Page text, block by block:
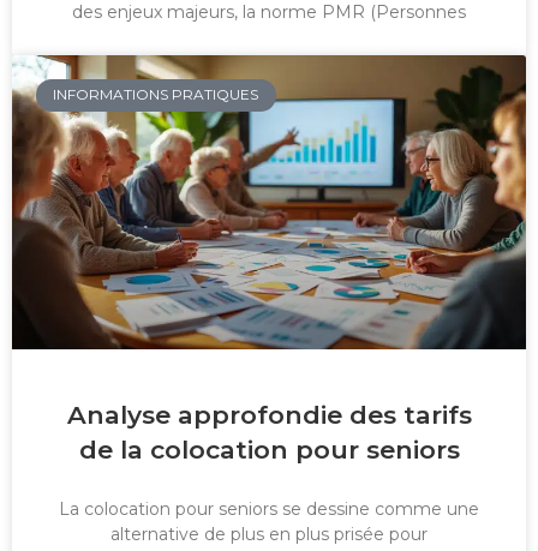
des enjeux majeurs, la norme PMR (Personnes
INFORMATIONS PRATIQUES
Analyse approfondie des tarifs
de la colocation pour seniors
La colocation pour seniors se dessine comme une
alternative de plus en plus prisée pour